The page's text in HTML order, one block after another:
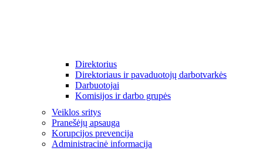
Direktorius
Direktoriaus ir pavaduotojų darbotvarkės
Darbuotojai
Komisijos ir darbo grupės
Veiklos sritys
Pranešėjų apsauga
Korupcijos prevencija
Administracinė informacija